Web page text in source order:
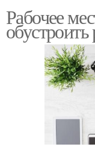
Рабочее
обустроить